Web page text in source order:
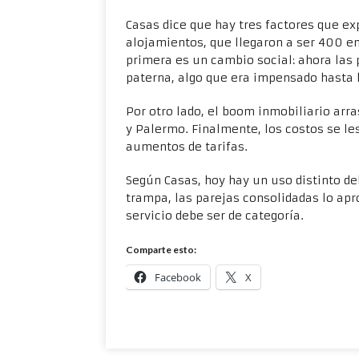
Casas dice que hay tres factores que
alojamientos, que llegaron a ser 400 en
primera es un cambio social: ahora las
paterna, algo que era impensado hasta
Por otro lado, el boom inmobiliario
y Palermo. Finalmente, los costos se
aumentos de tarifas.
Según Casas, hoy hay un uso distinto
trampa, las parejas consolidadas lo
servicio debe ser de categoría.
Comparte esto:
Facebook X